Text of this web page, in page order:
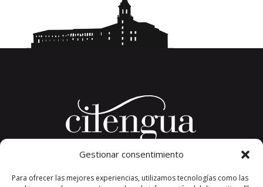
Gestionar consentimiento
Para ofrecer las mejores experiencias, utilizamos tecnologías como las
26326 San Millán de la Cogolla